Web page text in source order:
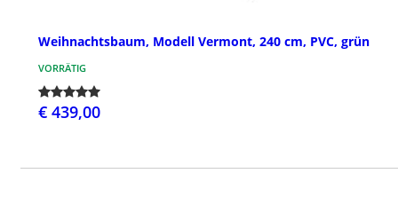
Weihnachtsbaum, Modell Vermont, 240 cm, PVC, grün
VORRÄTIG
€ 439,00